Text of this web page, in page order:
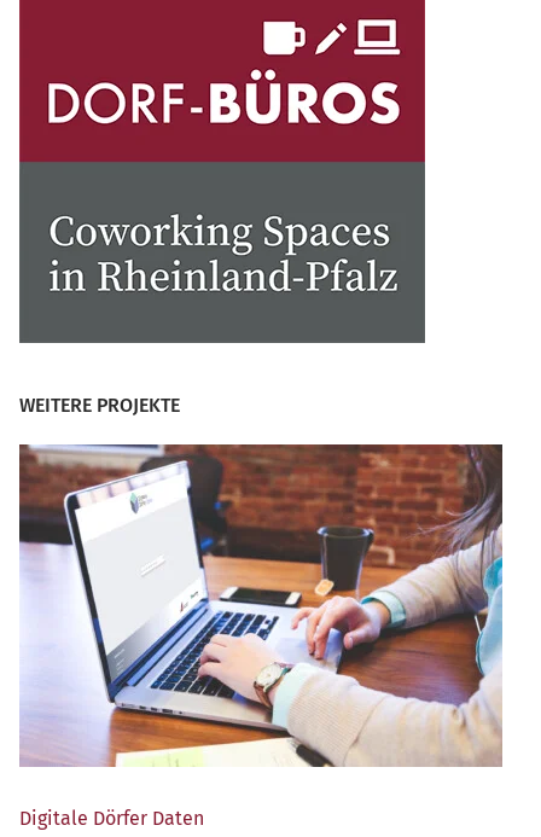
WEITERE PROJEKTE
Digi­ta­le Dör­fer Daten